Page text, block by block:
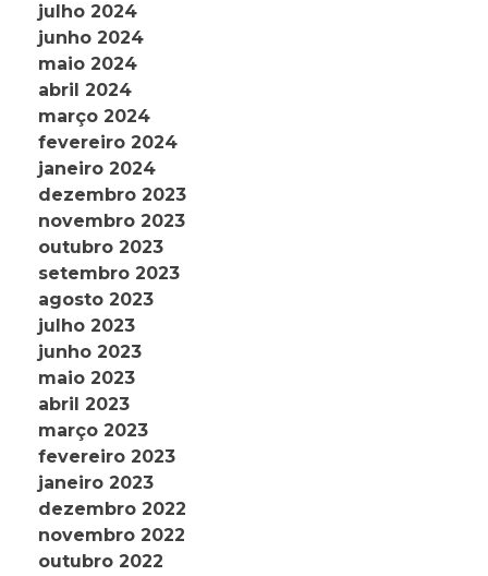
julho 2024
junho 2024
maio 2024
abril 2024
março 2024
fevereiro 2024
janeiro 2024
dezembro 2023
novembro 2023
outubro 2023
setembro 2023
agosto 2023
julho 2023
junho 2023
maio 2023
abril 2023
março 2023
fevereiro 2023
janeiro 2023
dezembro 2022
novembro 2022
outubro 2022